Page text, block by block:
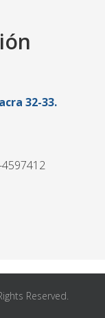
32-33.
Reserved.